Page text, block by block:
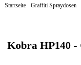
Startseite Graffiti Spraydosen
Kobra HP140 -